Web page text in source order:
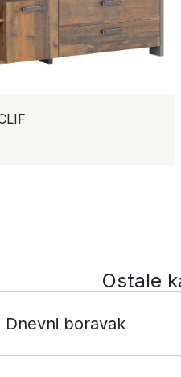
Ostale
Dnevni boravak